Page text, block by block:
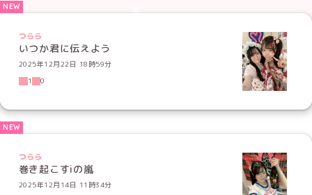
つらら
いつか君に伝えよう
2025年12月22日 18時59分
1
0
つらら
巻き起こすiの嵐
2025年12月14日 11時34分